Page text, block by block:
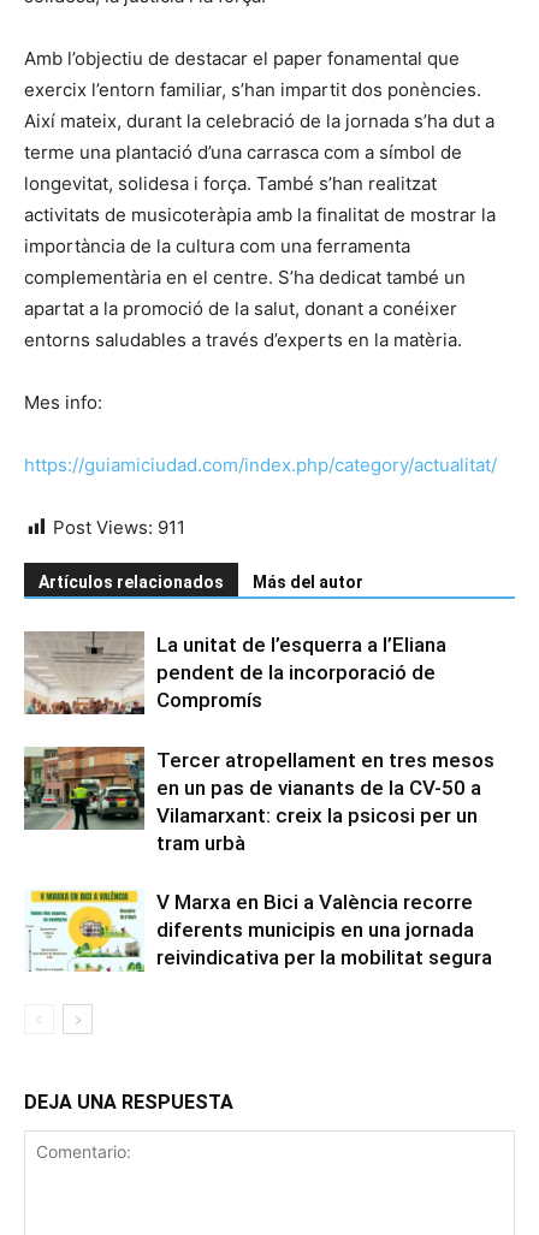
Amb l’objectiu de destacar el paper fonamental que
exercix l’entorn familiar, s’han impartit dos ponències.
Així mateix, durant la celebració de la jornada s’ha dut a
terme una plantació d’una carrasca com a símbol de
longevitat, solidesa i força. També s’han realitzat
activitats de musicoteràpia amb la finalitat de mostrar la
importància de la cultura com una ferramenta
complementària en el centre. S’ha dedicat també un
apartat a la promoció de la salut, donant a conéixer
entorns saludables a través d’experts en la matèria.
Mes info:
https://guiamiciudad.com/index.php/category/actualitat/
Post Views: 911
Artículos relacionados Más del autor
La unitat de l’esquerra a l’Eliana
pendent de la incorporació de
Compromís
Tercer atropellament en tres mesos
en un pas de vianants de la CV-50 a
Vilamarxant: creix la psicosi per un
tram urbà
V Marxa en Bici a València recorre
diferents municipis en una jornada
reivindicativa per la mobilitat segura
DEJA UNA RESPUESTA